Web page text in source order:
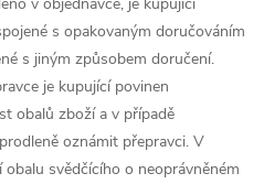
s opakovaným doručováním
s jiným způsobem doručení.
je kupující povinen
obalů zboží a v případě
oznámit přepravci. V
svědčícího o neoprávněném